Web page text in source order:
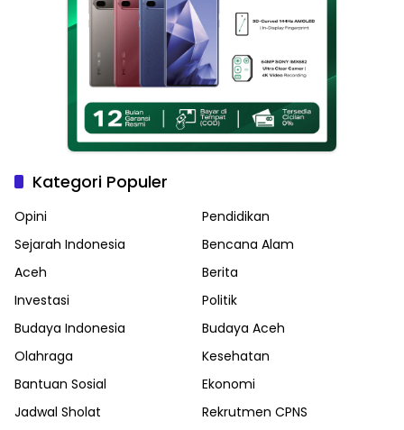
Kategori Populer
Opini
Pendidikan
Sejarah Indonesia
Bencana Alam
Aceh
Berita
Investasi
Politik
Budaya Indonesia
Budaya Aceh
Olahraga
Kesehatan
Bantuan Sosial
Ekonomi
Jadwal Sholat
Rekrutmen CPNS